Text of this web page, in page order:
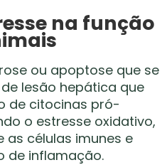
na função
ou apoptose que se
lesão hepática que
de citocinas pró-
o estresse oxidativo,
células imunes e
de inflamação.